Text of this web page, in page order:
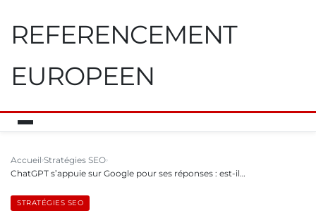
REFERENCEMENT
EUROPEEN
Accueil Stratégies SEO
ChatGPT s’appuie sur Google pour ses réponses : est-il…
STRATÉGIES SEO